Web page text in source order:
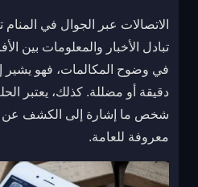
الاتصالات عبر الجوال في
تبادل الأخبار والمعلومات بين
في وضوح المكالمات، فهو يشير
دقيقة أو مضللة. كذلك، يعتبر
شخص ما إشارة إلى الكشف عن
معروفة للعامة.